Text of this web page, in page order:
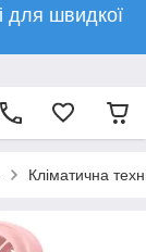
для швидкої
Кліматична